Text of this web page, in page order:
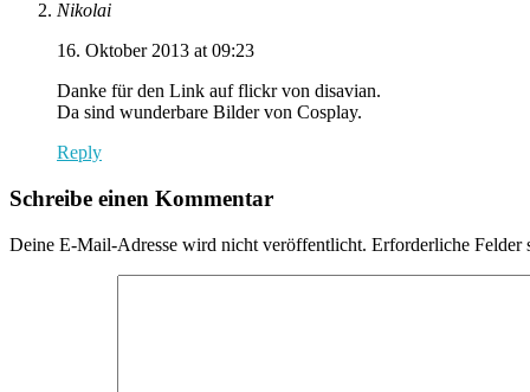
Nikolai
16. Oktober 2013 at 09:23
Danke für den Link auf flickr von disavian.
Da sind wunderbare Bilder von Cosplay.
Reply
Schreibe einen Kommentar
Deine E-Mail-Adresse wird nicht veröffentlicht. Erforderliche Felder